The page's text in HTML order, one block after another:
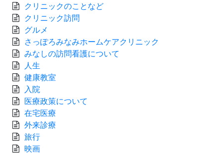
クリニックのことなど
クリニック訪問
グルメ
さっぽろみなみホームケアクリニック
みなしの訪問看護について
人生
健康教室
入院
医療政策について
在宅医療
外来診療
旅行
映画